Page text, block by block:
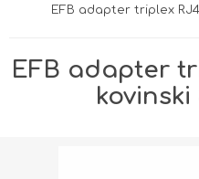
EFB adapter triplex
EFB adapter
kovinski